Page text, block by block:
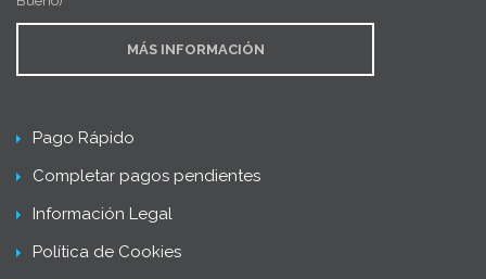
MÁS INFORMACIÓN
Pago Rápido
Completar pagos pendientes
Información Legal
Política de Cookies